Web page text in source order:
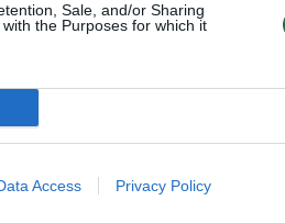
Sale, and/or Sharing
the Purposes for which it
Access Privacy Policy